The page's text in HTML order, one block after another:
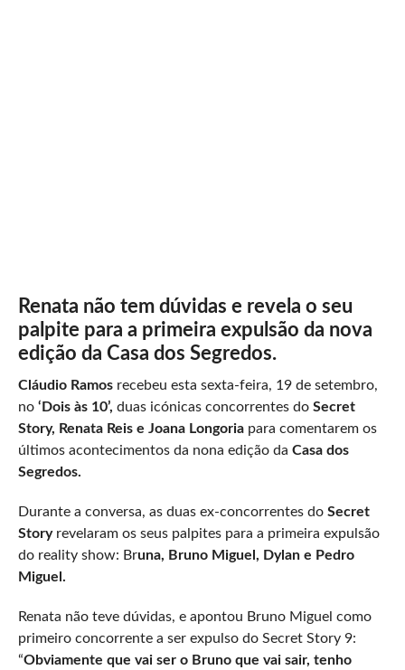
Renata não tem dúvidas e revela o seu
palpite para a primeira expulsão da nova
edição da Casa dos Segredos.
Cláudio Ramosrecebeu esta sexta-feira, 19 de setembro,
no ‘Dois às 10’, duas icónicas concorrentes do Secret
Story, Renata Reis e Joana Longoriapara comentarem os
últimos acontecimentos da nona edição da Casa dos
Segredos.
Durante a conversa, as duas ex-concorrentes do Secret
Storyrevelaram os seus palpites para a primeira expulsão
do reality show: Bruna, Bruno Miguel, Dylan e Pedro
Miguel.
Renata não teve dúvidas, e apontou Bruno Miguel como
primeiro concorrente a ser expulso do Secret Story 9:
“Obviamente que vai ser o Bruno que vai sair, tenho